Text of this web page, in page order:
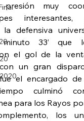
presión muy
interesantes,
defensiva
33’ que
el gol de la
un gran
el encargado
culminó
para los Rayos
los